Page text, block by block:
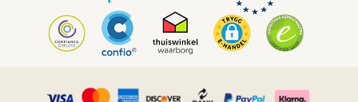
水着に汚れがある場合は、まだ濡れている間に軽くたたくようにして下
さい。汚れが乾いたら、擦ったりなどして傷を付けないで下さい。染料
を破壊する恐れがあります。その場合、地元のドライクリーニング店に
依頼することをお勧めします。
き、余計な水分を取り除くのにに優しく包んで下さい。タオルの上で平